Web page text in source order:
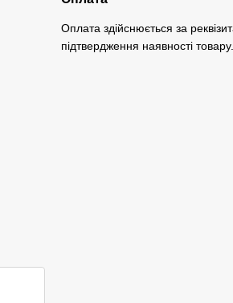
Оплата здійснюється за
підтвердження наявності товару.